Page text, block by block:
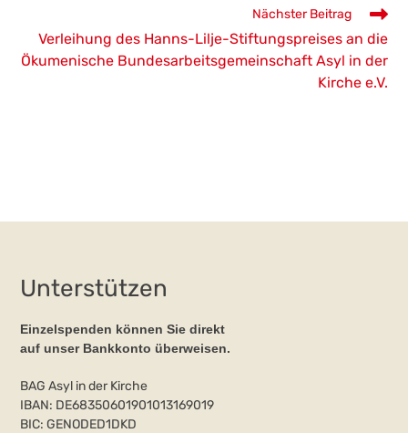
Nächster Beitrag
Verleihung des Hanns-Lilje-Stiftungspreises an die
Ökumenische Bundesarbeitsgemeinschaft Asyl in der
Kirche e.V.
Unterstützen
Einzelspenden können Sie direkt
auf unser Bankkonto überweisen.
BAG Asyl in der Kirche
IBAN: DE68350601901013169019
BIC: GENODED1DKD